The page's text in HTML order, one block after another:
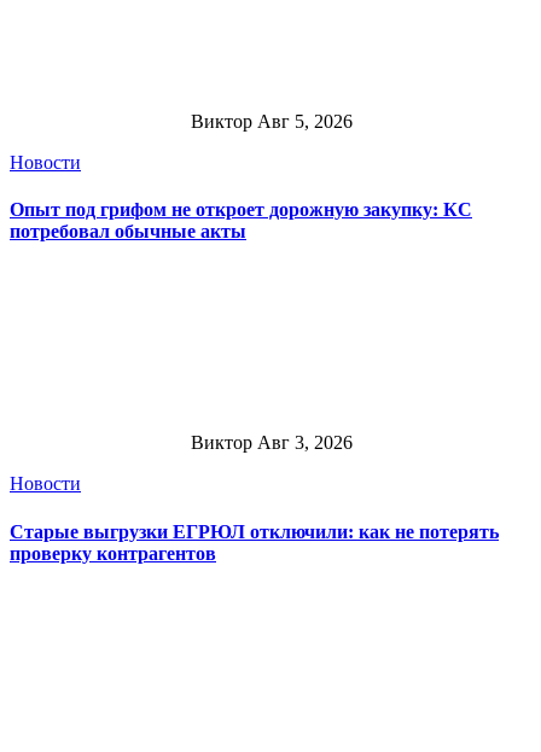
Виктор Авг 5, 2026
Новости
Опыт под грифом не откроет дорожную закупку: КС
потребовал обычные акты
Виктор Авг 3, 2026
Новости
Старые выгрузки ЕГРЮЛ отключили: как не потерять
проверку контрагентов